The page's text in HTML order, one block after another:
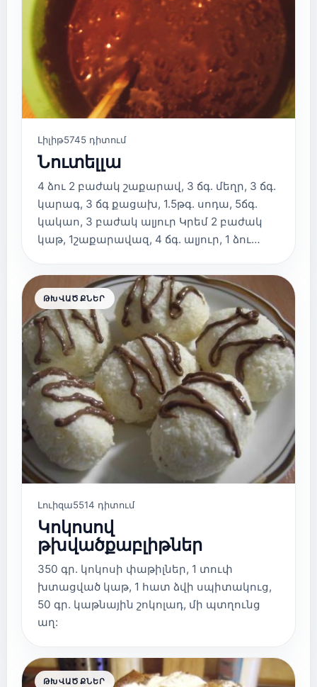
Լիլիթ5745 դիտում
Նուտելլա
4 ձու 2 բաժակ շաքարավ, 3 ճգ. մեղր, 3 ճգ.
կարագ, 3 ճգ քացախ, 1.5թգ. սոդա, 5ճգ.
կակաո, 3 բաժակ ալյուր Կրեմ 2 բաժակ
կաթ, 1շաքարավազ, 4 ճգ. ալյուր, 1 ձու…
ԹԽՎԱԾՔՆԵՐ
Լուիզա5514 դիտում
Կոկոսով
թխվածքաբլիթներ
350 գր. կոկոսի փաթիլներ, 1 տուփ
խտացված կաթ, 1 հատ ձվի սպիտակուց,
50 գր. կաթնային շոկոլադ, մի պտղունց
աղ:
ԹԽՎԱԾՔՆԵՐ